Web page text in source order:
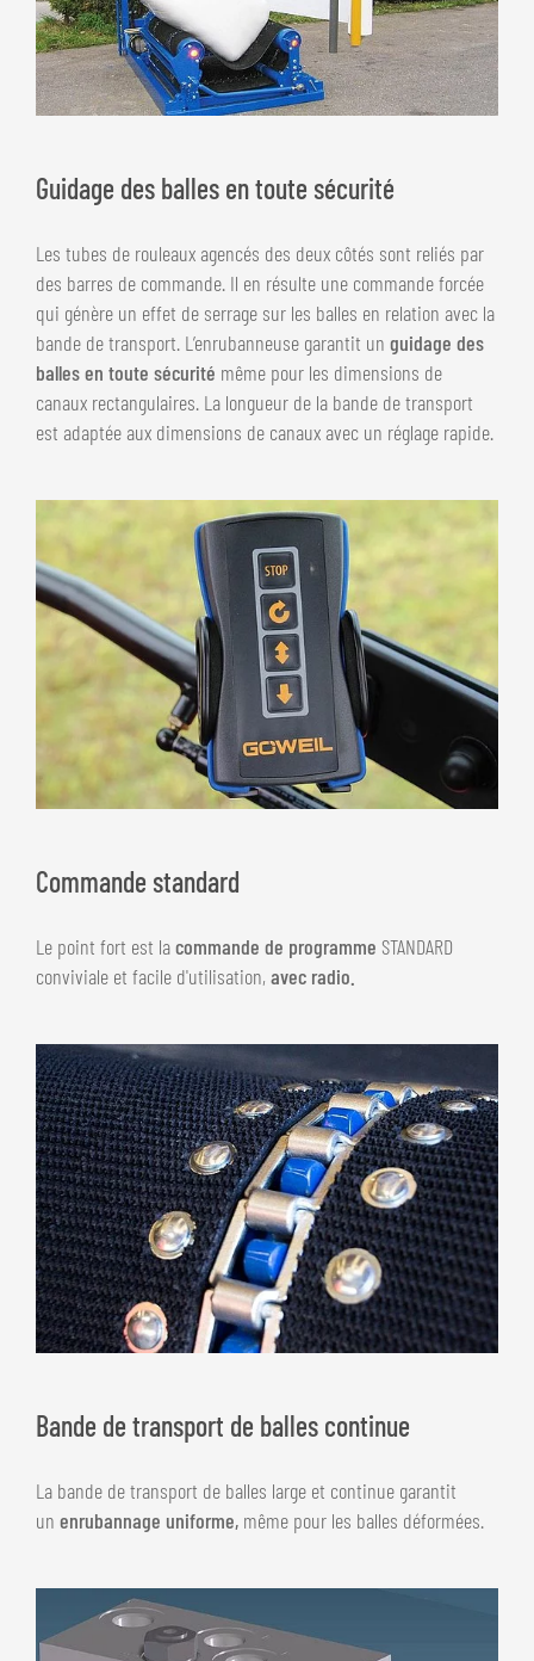
Guidage des balles en toute sécurité
Les tubes de rouleaux agencés des deux côtés sont reliés par
des barres de commande. Il en résulte une commande forcée
qui génère un effet de serrage sur les balles en relation avec la
bande de transport. L’enrubanneuse garantit un guidage des
balles en toute sécurité même pour les dimensions de
canaux rectangulaires. La longueur de la bande de transport
est adaptée aux dimensions de canaux avec un réglage rapide.
Commande standard
Le point fort est lacommande de programme STANDARD
conviviale et facile d'utilisation, avec radio.
Bande de transport de balles continue
La bande de transport de balles large et continue garantit
un enrubannage uniforme, même pour les balles déformées.